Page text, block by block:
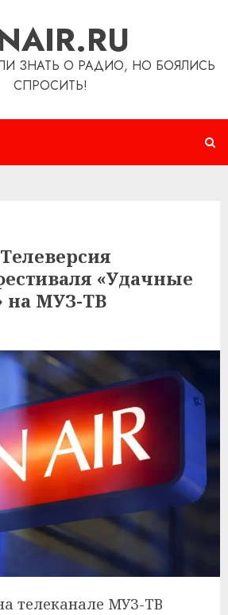
ЗНАТЬ О РАДИО, НО БОЯЛИСЬ
СПРОСИТЬ!
«Удачные
на МУЗ-ТВ
телеканале МУЗ-ТВ